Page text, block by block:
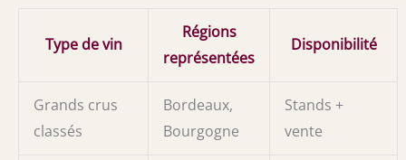
Type de vin
Régions
représentées
Disponibilité
Grands crus
classés
Bordeaux,
Bourgogne
Stands +
vente